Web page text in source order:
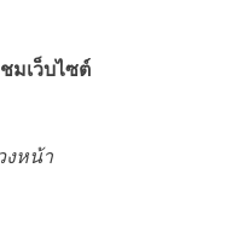
มเว็บไซต์
งหน้า